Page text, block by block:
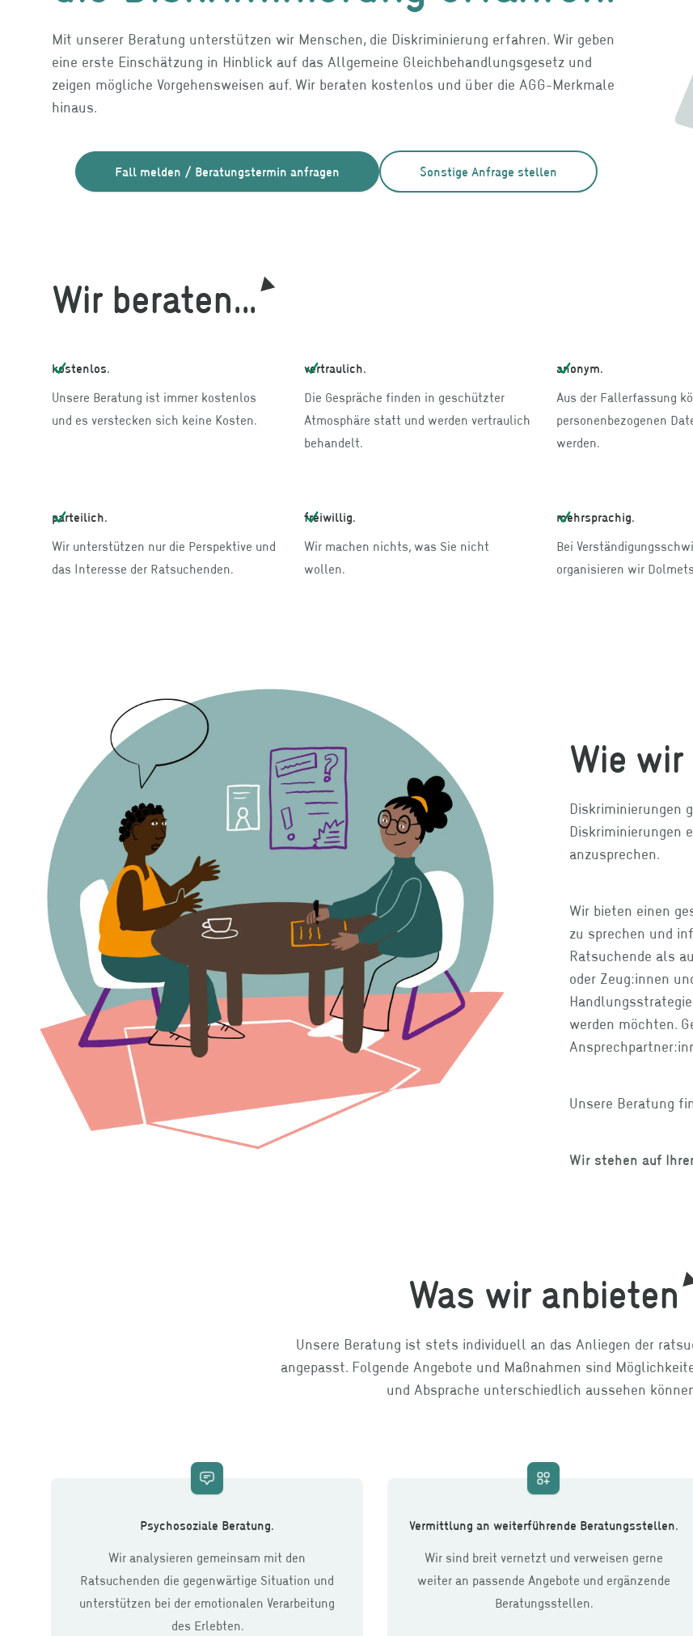
Mit unserer Beratung unterstützen wir Menschen, die Diskriminierung erfahren. Wir geben
eine erste Einschätzung in Hinblick auf das Allgemeine Gleichbehandlungsgesetz und
zeigen mögliche Vorgehensweisen auf. Wir beraten kostenlos und über die AGG-Merkmale
hinaus.
Fall melden / Beratungstermin anfragen Sonstige Anfrage stellen
Wir beraten...
kostenlos.
Unsere Beratung ist immer kostenlos
und es verstecken sich keine Kosten.
vertraulich.
Die Gespräche finden in geschützter
Atmosphäre statt und werden vertraulich
behandelt.
anonym.
Aus der Fallerfassung
personenbezogenen
werden.
parteilich.
Wir unterstützen nur die Perspektive und
das Interesse der Ratsuchenden.
freiwillig.
Wir machen nichts, was Sie nicht
wollen.
mehrsprachig.
Bei
organisieren wir
Wie
Diskriminierungen
Diskriminierungen
anzusprechen.
Wir bieten einen
zu sprechen und
Ratsuchende als
oder Zeug:innen
werden möchten.
Unsere Beratung
Wir stehen auf
Was wir anbieten
Unsere Beratung ist stets individuell an das Anliegen der
angepasst. Folgende Angebote und Maßnahmen sind
und Absprache unterschiedlich aussehen
Psychosoziale Beratung.
Wir analysieren gemeinsam mit den
Ratsuchenden die gegenwärtige Situation und
unterstützen bei der emotionalen Verarbeitung
des Erlebten.
Vermittlung an weiterführende Beratungsstellen.
Wir sind breit vernetzt und verweisen gerne
weiter an passende Angebote und ergänzende
Beratungsstellen.